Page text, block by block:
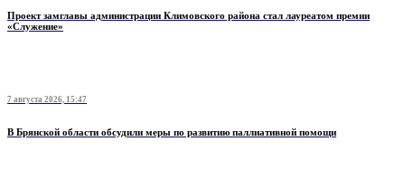
Проект замглавы администрации Климовского района стал лауреатом премии
«Служение»
7 августа 2026, 15:47
В Брянской области обсудили меры по развитию паллиативной помощи